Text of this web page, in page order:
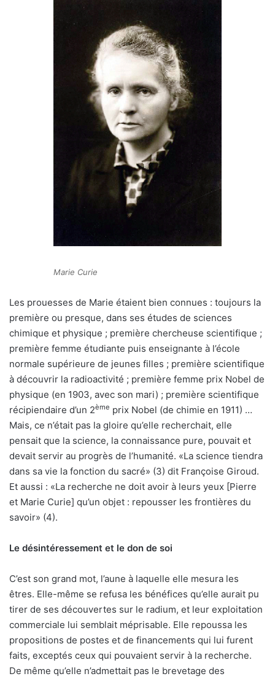
Marie Curie
Les prouesses de Marie étaient bien connues : toujours la
première ou presque, dans ses études de sciences
chimique et physique ; première chercheuse scientifique ;
première femme étudiante puis enseignante à l’école
normale supérieure de jeunes filles ; première scientifique
à découvrir la radioactivité ; première femme prix Nobel de
physique (en 1903, avec son mari) ; première scientifique
récipiendaire d’un 2ème prix Nobel (de chimie en 1911) …
Mais, ce n’était pas la gloire qu’elle recherchait, elle
pensait que la science, la connaissance pure, pouvait et
devait servir au progrès de l’humanité. «La science tiendra
dans sa vie la fonction du sacré» (3) dit Françoise Giroud.
Et aussi : «La recherche ne doit avoir à leurs yeux [Pierre
et Marie Curie] qu’un objet : repousser les frontières du
savoir» (4).
Le désintéressement et le don de soi
C’est son grand mot, l’aune à laquelle elle mesura les
êtres. Elle-même se refusa les bénéfices qu’elle aurait pu
tirer de ses découvertes sur le radium, et leur exploitation
commerciale lui semblait méprisable. Elle repoussa les
propositions de postes et de financements qui lui furent
faits, exceptés ceux qui pouvaient servir à la recherche.
De même qu’elle n’admettait pas le brevetage des